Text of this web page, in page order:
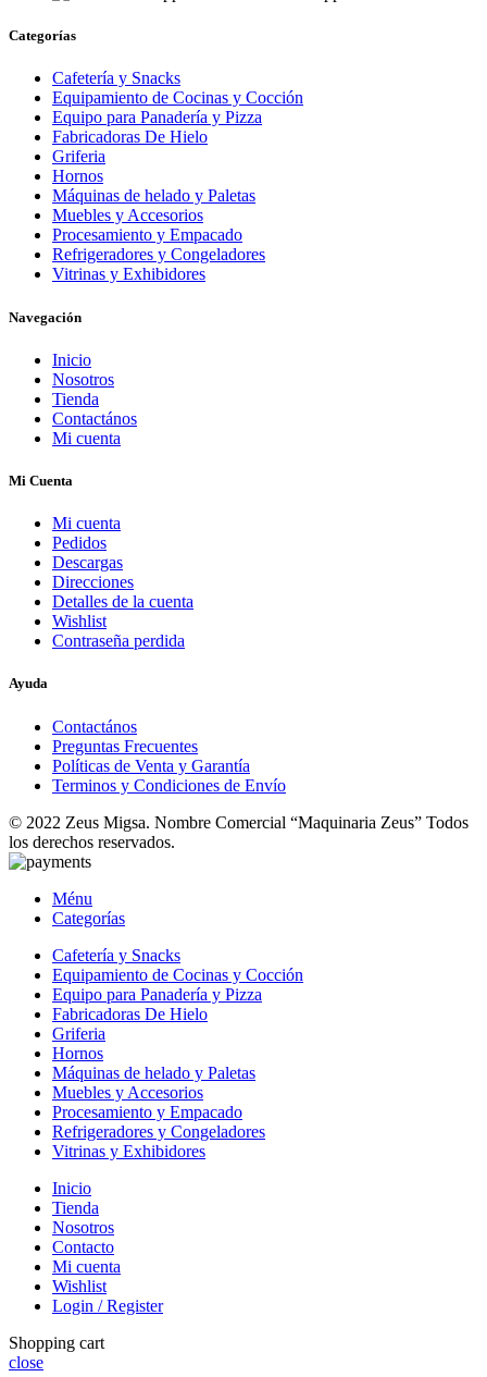
Categorías
Cafetería y Snacks
Equipamiento de Cocinas y Cocción
Equipo para Panadería y Pizza
Fabricadoras De Hielo
Griferia
Hornos
Máquinas de helado y Paletas
Muebles y Accesorios
Procesamiento y Empacado
Refrigeradores y Congeladores
Vitrinas y Exhibidores
Navegación
Inicio
Nosotros
Tienda
Contactános
Mi cuenta
Mi Cuenta
Mi cuenta
Pedidos
Descargas
Direcciones
Detalles de la cuenta
Wishlist
Contraseña perdida
Ayuda
Contactános
Preguntas Frecuentes
Políticas de Venta y Garantía
Terminos y Condiciones de Envío
© 2022 Zeus Migsa. Nombre Comercial “Maquinaria Zeus” Todos
los derechos reservados.
Ménu
Categorías
Cafetería y Snacks
Equipamiento de Cocinas y Cocción
Equipo para Panadería y Pizza
Fabricadoras De Hielo
Griferia
Hornos
Máquinas de helado y Paletas
Muebles y Accesorios
Procesamiento y Empacado
Refrigeradores y Congeladores
Vitrinas y Exhibidores
Inicio
Tienda
Nosotros
Contacto
Mi cuenta
Wishlist
Login / Register
Shopping cart
close